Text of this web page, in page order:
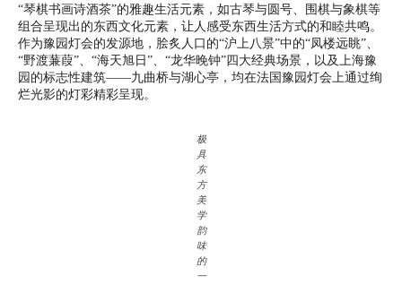
“琴棋书画诗酒茶”的雅趣生活元素，如古琴与圆号、围棋与象棋等
组合呈现出的东西文化元素，让人感受东西生活方式的和睦共鸣。
作为豫园灯会的发源地，脍炙人口的“沪上八景”中的“凤楼远眺”、
“野渡蒹葭”、“海天旭日”、“龙华晚钟”四大经典场景，以及上海豫
园的标志性建筑——九曲桥与湖心亭，均在法国豫园灯会上通过绚
烂光影的灯彩精彩呈现。
极
具
东
方
美
学
韵
味
的
一